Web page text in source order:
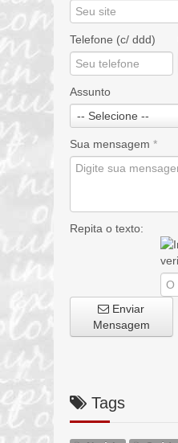
Telefone (c/ ddd)
Assunto
-- Selecione --
Sua mensagem *
Repita o texto:
Enviar
Mensagem
Tags